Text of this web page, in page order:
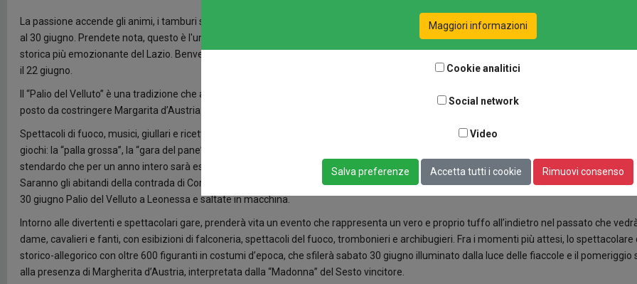
La passione accende gli animi, i tamburi suonano, le taverne aprono i battenti, e i deschi sono imbanditi, è tempo del Palio del Velluto di
al 30 giugno. Prendete nota, questo è l'unico borgo in Italia ad avere ben 38 frazioni, ne avrete da vedere in questo fuoriporta dedicato alla
storica più emozionante del Lazio. Benvenuti nella bella Leonessa, lì sotto, ai piedi del Terminillo. Il palio è anticipato dalla Giostra dei
il 22 giugno.
Il “Palio del Velluto” è una tradizione che affonda le sue radici nel lontano 1464 e che per 114 anni stimolò a tal punto l’antagonismo fra gli
posto da costringere Margarita d’Austria – la figlia di Carlo V a cui la manifestazione è dedicata – a sospenderlo.
Spettacoli di fuoco, musici, giullari e ricette rinascimentali da gustare mentre i Sesti, ovvero le sei contrade del borgo reatino, bramano il
giochi: la “palla grossa”, la “gara del pane” e ovviamente quella dedicata alla “giostra del velluto”. Ci si gioca il tutto per tutto, perchè
stendardo che per un anno intero sarà esibito dalla contrada vincitrice è orgoglio di tutti!
Saranno gli abitandi della contrada di Corno, Forcamelone, Poggio, Croce, Terzone oppure quella di Torre a vincere? Per saperlo, mettete in
30 giugno Palio del Velluto a Leonessa e saltate in macchina.
Intorno alle divertenti e spettacolari gare, prenderà vita un evento che rappresenta un vero e proprio tuffo all’indietro nel passato che
dame, cavalieri e fanti, con esibizioni di falconeria, spettacoli del fuoco, trombonieri e archibugieri. Fra i momenti più attesi, lo spettacolare
storico-allegorico con oltre 600 figuranti in costumi d’epoca, che sfilerà sabato 30 giugno illuminato dalla luce delle fiaccole e il pomeriggio
alla presenza di Margherita d’Austria, interpretata dalla “Madonna” del Sesto vincitore.
Maggiori informazioni
Cookie analitici
Social network
Video
Salva preferenze Accetta tutti i cookie Rimuovi consenso